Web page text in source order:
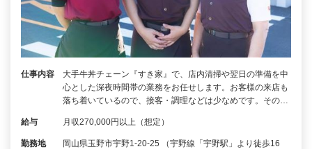
仕事内容
大手牛丼チェーン『すき家』で、店内清掃や翌日の準備を中
心とした深夜時間帯の業務をお任せします。お客様の来店も
落ち着いているので、接客・調理などは少なめです。その…
給与 月収270,000円以上（想定）
勤務地
岡山県玉野市宇野1-20-25 （宇野線「宇野駅」より徒歩16